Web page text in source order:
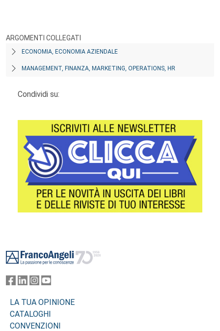
ARGOMENTI COLLEGATI
ECONOMIA, ECONOMIA AZIENDALE
MANAGEMENT, FINANZA, MARKETING, OPERATIONS, HR
Condividi su:
LA TUA OPINIONE
CATALOGHI
CONVENZIONI